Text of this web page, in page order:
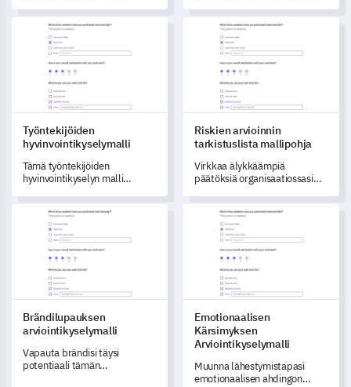
sinua arvioimaan
horoskooppipalvelusi
tehokkuutta, keräten
arvokasta käyttäjäpalautetta
heidän kokemuksistaan,
tyytyväisyytensä tasosta ja
parannusehdotuksista.
asiakkaidesi
ostokokemuksesta.
Työntekijöiden hyvinvointikyselymalli
Työntekijöiden
hyvinvointikyselymalli
Tämä työntekijöiden
hyvinvointikyselyn malli
hyvinvoinnin ymmärtämistä.
Riskien arvioinnin
Riskien arvioinnin
tarkistuslista mallipohja
Virkkaa älykkäämpiä
päätöksiä organisaatiossasi
mallin avulla.
Brändilupauksen arviointikyselymalli
Brändilupauksen
arviointikyselymalli
Vapauta brändisi täysi
potentiaali tämän
Emotionaalisen
Emotionaalisen
Kärsimyksen
Arviointikyselymalli
Muunna lähestymistapasi
emotionaalisen ahdingon